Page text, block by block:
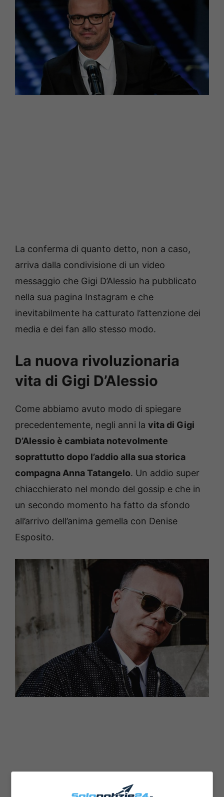
La conferma di quanto detto, non a caso,
arriva dalla condivisione di un video
messaggio che Gigi D’Alessio ha pubblicato
nella sua pagina Instagram e che
inevitabilmente ha catturato l’attenzione dei
media e dei fan allo stesso modo.
La nuova rivoluzionaria
vita di Gigi D’Alessio
Come abbiamo avuto modo di spiegare
precedentemente, negli anni la vita di Gigi
D’Alessio è cambiata notevolmente
soprattutto dopo l’addio alla sua storica
compagna Anna Tatangelo. Un addio super
chiacchierato nel mondo del gossip e che in
un secondo momento ha fatto da sfondo
all’arrivo dell’anima gemella con Denise
Esposito.